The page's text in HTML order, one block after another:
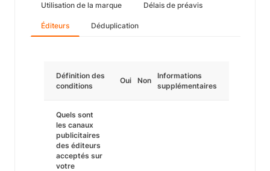
Utilisation de la marque Délais de préavis
Éditeurs Déduplication
Définition des
conditions
Oui Non
Informations
supplémentaires
Quels sont
les canaux
publicitaires
des éditeurs
acceptés sur
votre